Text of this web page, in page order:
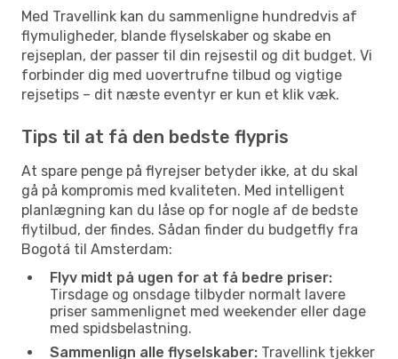
Med Travellink kan du sammenligne hundredvis af
flymuligheder, blande flyselskaber og skabe en
rejseplan, der passer til din rejsestil og dit budget. Vi
forbinder dig med uovertrufne tilbud og vigtige
rejsetips – dit næste eventyr er kun et klik væk.
Tips til at få den bedste flypris
At spare penge på flyrejser betyder ikke, at du skal
gå på kompromis med kvaliteten. Med intelligent
planlægning kan du låse op for nogle af de bedste
flytilbud, der findes. Sådan finder du budgetfly fra
Bogotá til Amsterdam:
Flyv midt på ugen for at få bedre priser:
Tirsdage og onsdage tilbyder normalt lavere
priser sammenlignet med weekender eller dage
med spidsbelastning.
Sammenlign alle flyselskaber: Travellink tjekker